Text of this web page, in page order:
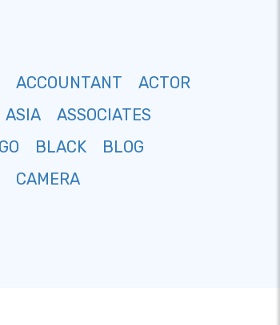
ACCOUNTANT
ACTOR
ASIA
ASSOCIATES
BLACK
BLOG
CAMERA